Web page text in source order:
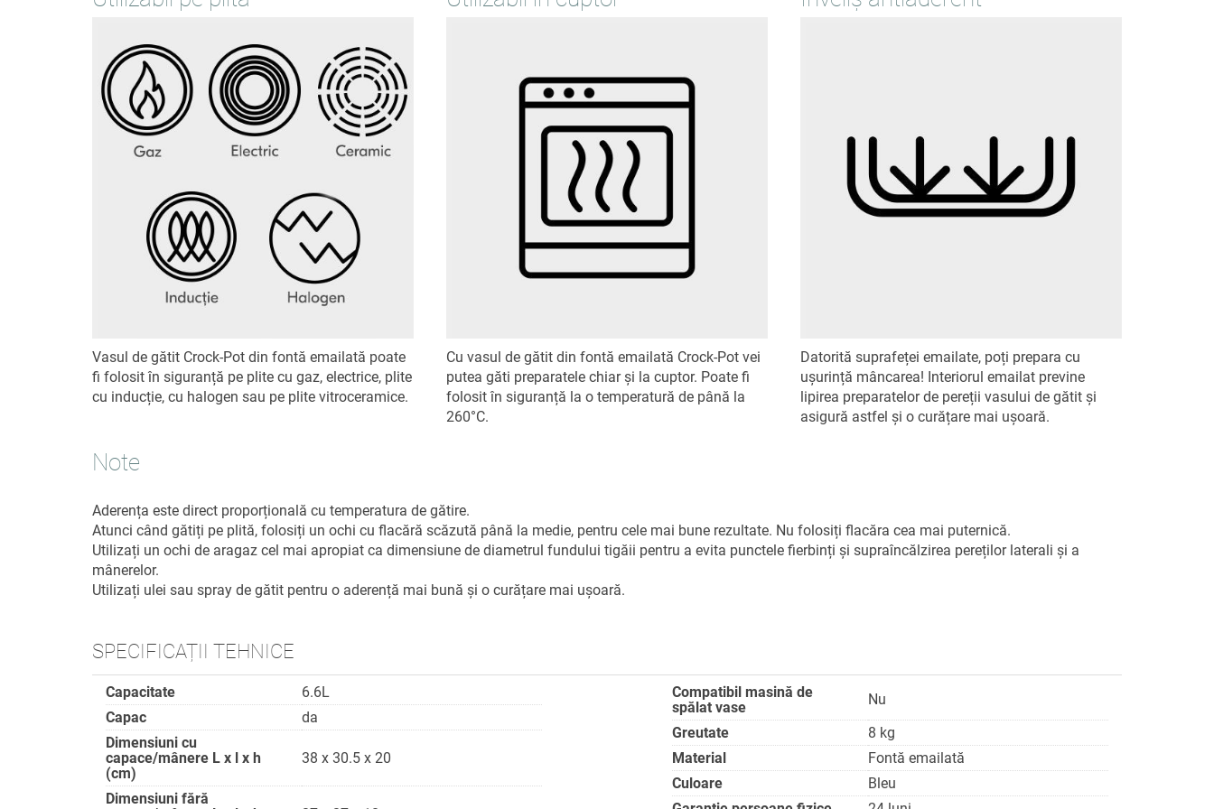
Vasul de gătit Crock-Pot din fontă emailată poate
fi folosit în siguranță pe plite cu gaz, electrice, plite
cu inducție, cu halogen sau pe plite vitroceramice.
Cu vasul de gătit din fontă emailată Crock-Pot vei
putea găti preparatele chiar și la cuptor. Poate fi
folosit în siguranță la o temperatură de până la
260°C.
Datorită suprafeței emailate, poți prepara cu
ușurință mâncarea! Interiorul emailat previne
lipirea preparatelor de pereții vasului de gătit și
asigură astfel și o curățare mai ușoară.
Note
Aderența este direct proporțională cu temperatura de gătire.
Atunci când gătiți pe plită, folosiți un ochi cu flacără scăzută până la medie, pentru cele mai bune rezultate. Nu folosiți flacăra cea mai puternică.
Utilizați un ochi de aragaz cel mai apropiat ca dimensiune de diametrul fundului tigăii pentru a evita punctele fierbinți și supraîncălzirea pereților laterali și a
mânerelor.
Utilizați ulei sau spray de gătit pentru o aderență mai bună și o curățare mai ușoară.
SPECIFICAȚII TEHNICE
Capacitate
6.6L
Capac
da
Dimensiuni cu
capace/mânere L x l x h
(cm)
38 x 30.5 x 20
Dimensiuni fără
Compatibil masină de
spălat vase
Nu
Greutate
8 kg
Material
Fontă emailată
Culoare
Bleu